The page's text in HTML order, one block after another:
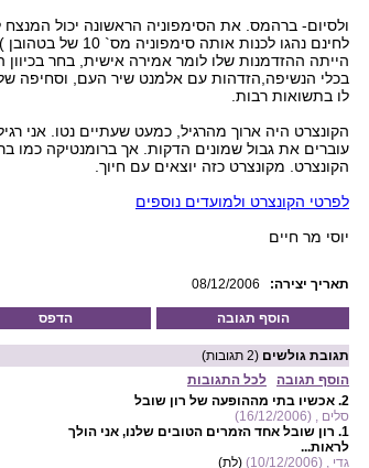
ולסיום- ברהמס. את הסימפוניה הראשונה יכול
לחינם נהגו לכנות
הייתה ההזדמנות שלו לומר אמירה אישית, בחר
בכלי הנשיפה,הזדהות עם אלמנט שיר העם, וסחיפה
לו בתשואות רבות.
הקונצרט היה ארוך מהרגיל, כמעט שעתיים נטו. אני
עוברים את גבול שמונים הדקות. אך ברומנטיקה כמו
הקונצרט. מקונצרט כזה יוצאים עם חיוך.
לפרטי הקונצרט ולמועדים נוספים
יוסי מר חיים
08/12/2006 :תאריך יצירה
הדפס הוסף תגובה
תגובת גולשים (2 תגובות)
הוסף תגובה
לכל התגובות
2. אכשיו בתי מההופעה של רון שובל
סלים , (16/12/2006)
1. רון שובל אחד הזמרים הטובים שלנו, אני הולך
לראות...
גדי , (10/12/2006)
(לת)